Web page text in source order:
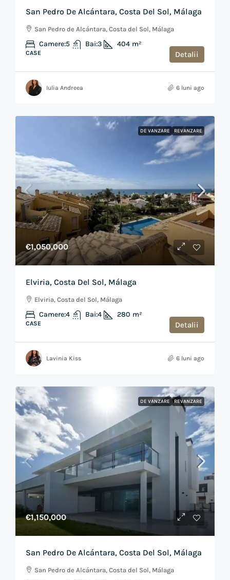
San Pedro De Alcántara, Costa Del Sol, Málaga
San Pedro de Alcántara, Costa del Sol, Málaga
Camere:5 Bai:3 404 m²
CASE Detalii
Iulia Andreea 6 luni ago
DE VANZARE REVANZARE
€1,050,000
Elviria, Costa Del Sol, Málaga
Elviria, Costa del Sol, Málaga
Camere:4 Bai:4 280 m²
CASE Detalii
Lavinia Kiss 6 luni ago
DE VANZARE REVANZARE
€1,150,000
San Pedro De Alcántara, Costa Del Sol, Málaga
San Pedro de Alcántara, Costa del Sol, Málaga